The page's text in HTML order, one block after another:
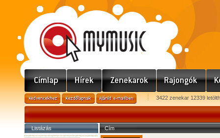
3422 zenekar 12339
Listázás Cím